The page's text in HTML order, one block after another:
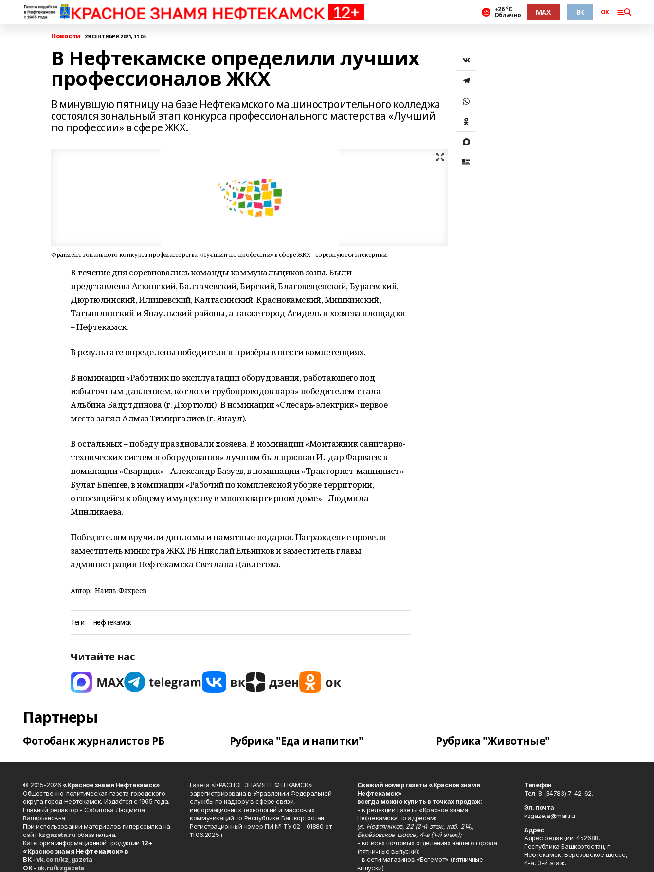
+26 °С
Облачно MAX ВК ОК
Новости 29 СЕНТЯБРЯ 2021, 11:05
В Нефтекамске определили лучших
профессионалов ЖКХ
В минувшую пятницу на базе Нефтекамского машиностроительного колледжа
состоялся зональный этап конкурса профессионального мастерства «Лучший
по профессии» в сфере ЖКХ.
Фрагмент зонального конкурса профмастерства «Лучший по профессии» в сфере ЖКХ – соревнуются электрики.
В течение дня соревновались команды коммунальщиков зоны. Были
представлены Аскинский, Балтачевский, Бирский, Благовещенский, Бураевский,
Дюртюлинский, Илишевский, Калтасинский, Краснокамский, Мишкинский,
Татышлинский и Янаульский районы, а также город Агидель и хозяева площадки
– Нефтекамск.
В результате определены победители и призёры в шести компетенциях.
В номинации «Работник по эксплуатации оборудования, работающего под
избыточным давлением, котлов и трубопроводов пара» победителем стала
Альбина Бадртдинова (г. Дюртюли). В номинации «Слесарь-электрик» первое
место занял Алмаз Тимиргалиев (г. Янаул).
В остальных – победу праздновали хозяева. В номинации «Монтажник санитарно-
технических систем и оборудования» лучшим был признан Илдар Фарваев; в
номинации «Сварщик» - Александр Базуев, в номинации «Тракторист-машинист» -
Булат Биешев, в номинации «Рабочий по комплексной уборке территории,
относящейся к общему имуществу в многоквартирном доме» - Людмила
Минликаева.
Победителям вручили дипломы и памятные подарки. Награждение провели
заместитель министра ЖКХ РБ Николай Ельников и заместитель главы
администрации Нефтекамска Светлана Давлетова.
Автор: Наиль Фахреев
Теги: нефтекамск
Читайте нас
Партнеры
Фотобанк журналистов РБ Рубрика "Еда и напитки" Рубрика "Животные"
© 2015-2026 «Красное знамя Нефтекамск».
Общественно-политическая газета городского
округа город Нефтекамск. Издаётся с 1965 года.
Главный редактор - Сабитова Людмила
Валерьяновна.
При использовании материалов гиперссылка на
сайтkzgazeta.ru обязательна.
Категория информационной продукции 12+
«Красное знамя Нефтекамск» в
ВК -vk.com/kz_gazeta
ОК - ok.ru/kzgazeta
Газета «КРАСНОЕ ЗНАМЯ НЕФТЕКАМСК»
зарегистрирована в Управлении Федеральной
службы по надзору в сфере связи,
информационных технологий и массовых
коммуникаций по Республике Башкортостан.
Регистрационный номер ПИ № ТУ 02 - 01880 от
11.06.2025 г.
Свежий номер газеты «Красное знамя
Нефтекамск»
всегда можно купить в точках продаж:
- в редакции газеты «Красное знамя
Нефтекамск» по адресам:
ул. Нефтяников, 22 (2-й этаж, каб. 214),
Берёзовское шоссе, 4-а (1-й этаж);
- во всех почтовых отделениях нашего города
(пятничные выпуски);
- в сети магазинов «Бегемот» (пятничные
выпуски):
Телефон
Тел. 8 (34783) 7-42-62.
Эл. почта
kzgazeta@mail.ru
Адрес
Адрес редакции: 452688,
Республика Башкортостан, г.
Нефтекамск, Берёзовское шоссе,
4-а, 3-й этаж.